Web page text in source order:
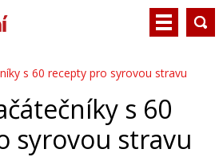
s 60 recepty pro syrovou stravu
s 60
syrovou stravu